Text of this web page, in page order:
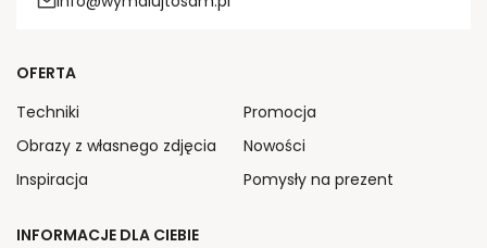
OFERTA
Techniki
Obrazy z własnego zdjęcia
Inspiracja
Promocja
Nowości
Pomysły na prezent
INFORMACJE DLA CIEBIE